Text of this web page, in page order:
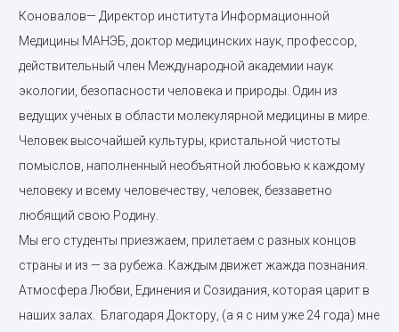
Коновалов— Директор института Информационной
Медицины МАНЭБ, доктор медицинских наук, профессор,
действительный член Международной академии наук
экологии, безопасности человека и природы. Один из
ведущих учёных в области молекулярной медицины в мире.
Человек высочайшей культуры, кристальной чистоты
помыслов, наполненный необъятной любовью к каждому
человеку и всему человечеству, человек, беззаветно
любящий свою Родину.
Мы его студенты приезжаем, прилетаем с разных концов
страны и из — за рубежа. Каждым движет жажда познания.
Атмосфера Любви, Единения и Созидания, которая царит в
наших залах. Благодаря Доктору, (а я с ним уже 24 года) мне